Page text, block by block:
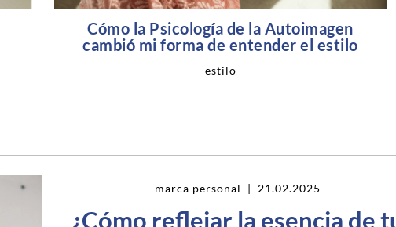
Cómo la Psicología de la Autoimagen
cambió mi forma de entender el estilo
estilo
marca personal | 21.02.2025
¿Cómo reflejar la esencia de